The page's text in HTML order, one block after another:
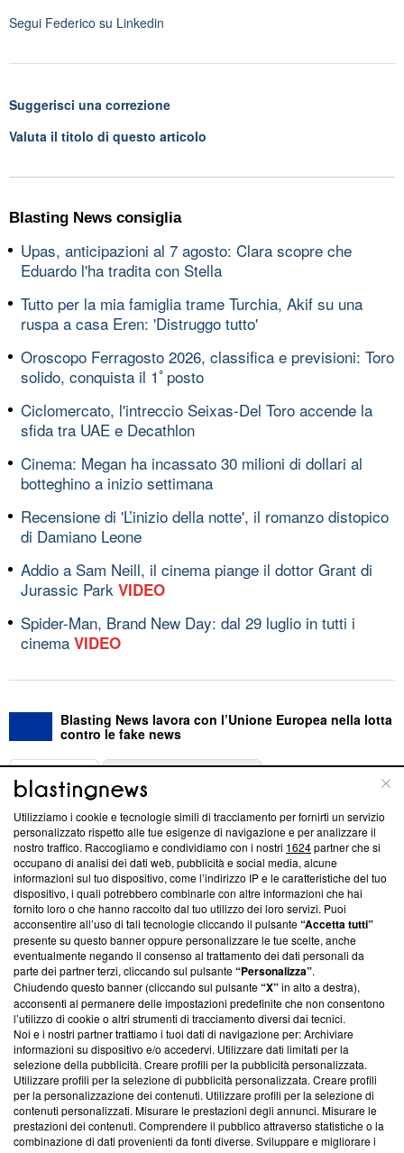
Segui Federico su Linkedin
Suggerisci una correzione
Valuta il titolo di questo articolo
Blasting News consiglia
Upas, anticipazioni al 7 agosto: Clara scopre che
Eduardo l'ha tradita con Stella
Tutto per la mia famiglia trame Turchia, Akif su una
ruspa a casa Eren: 'Distruggo tutto'
Oroscopo Ferragosto 2026, classifica e previsioni: Toro
solido, conquista il 1ﾟposto
Ciclomercato, l'intreccio Seixas-Del Toro accende la
sfida tra UAE e Decathlon
Cinema: Megan ha incassato 30 milioni di dollari al
botteghino a inizio settimana
Recensione di 'L’inizio della notte', il romanzo distopico
di Damiano Leone
Addio a Sam Neill, il cinema piange il dottor Grant di
Jurassic Park VIDEO
Spider-Man, Brand New Day: dal 29 luglio in tutti i
cinema VIDEO
Blasting News lavora con l’Unione Europea nella lotta
contro le fake news
ABOUT
Questa sezione offre informazioni trasparenti su Blasting
News, sui nostri processi editoriali e su come ci impegniamo a
creare news di qualità. Inoltre, afferma la nostra aderenza a
‘Trust Project - News with Integrity’Blasting News non è
ancora membro del programma, ma ha richiesto di farne
parte; Trust Project non ha ancora effettuato una verifica di
conformità agli standard.
Su di noi
Team editoriale
Corporate
Redazione
Informativa Privacy
Cookie Policy
Utilizziamo i cookie e tecnologie simili di tracciamento per fornirti un servizio
personalizzato rispetto alle tue esigenze di navigazione e per analizzare il
nostro traffico. Raccogliamo e condividiamo con i nostri 1624partner che si
occupano di analisi dei dati web, pubblicità e social media, alcune
informazioni sul tuo dispositivo, come l’indirizzo IP e le caratteristiche del tuo
dispositivo, i quali potrebbero combinarle con altre informazioni che hai
fornito loro o che hanno raccolto dal tuo utilizzo dei loro servizi. Puoi
acconsentire all’uso di tali tecnologie cliccando il pulsante“Accetta tutti”
presente su questo banner oppure personalizzare le tue scelte, anche
eventualmente negando il consenso al trattamento dei dati personali da
parte dei partner terzi, cliccando sul pulsante“Personalizza”.
Chiudendo questo banner (cliccando sul pulsante“X”in alto a destra),
acconsenti al permanere delle impostazioni predefinite che non consentono
l’utilizzo di cookie o altri strumenti di tracciamento diversi dai tecnici.
Noi e i nostri partner trattiamo i tuoi dati di navigazione per: Archiviare
informazioni su dispositivo e/o accedervi. Utilizzare dati limitati per la
selezione della pubblicità. Creare profili per la pubblicità personalizzata.
Utilizzare profili per la selezione di pubblicità personalizzata. Creare profili
per la personalizzazione dei contenuti. Utilizzare profili per la selezione di
contenuti personalizzati. Misurare le prestazioni degli annunci. Misurare le
prestazioni dei contenuti. Comprendere il pubblico attraverso statistiche o la
combinazione di dati provenienti da fonti diverse. Sviluppare e migliorare i